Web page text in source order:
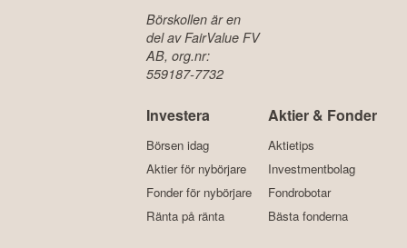
Börskollen är en
del av FairValue FV
AB, org.nr:
559187-7732
Investera
Börsen idag
Aktier för nybörjare
Fonder för nybörjare
Ränta på ränta
Aktier & Fonder
Aktietips
Investmentbolag
Fondrobotar
Bästa fonderna